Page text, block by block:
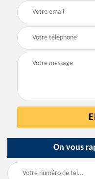
On vous